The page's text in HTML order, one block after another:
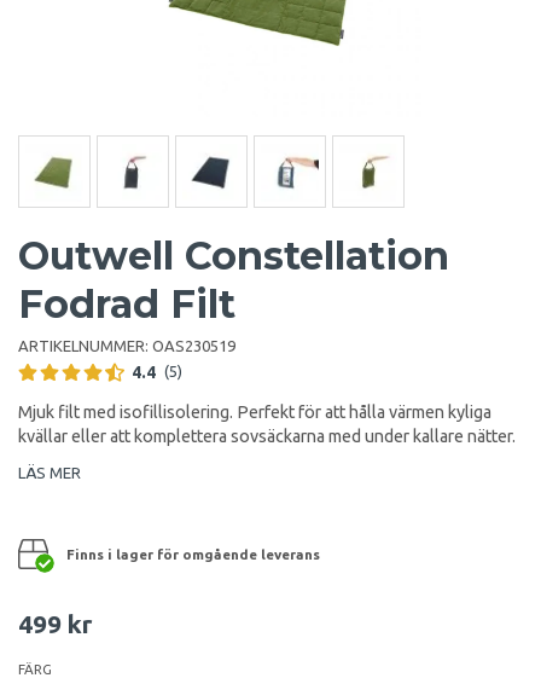
Outwell Constellation
Fodrad Filt
ARTIKELNUMMER: OAS230519
4.4 (5)
Mjuk filt med isofillisolering. Perfekt för att hålla värmen kyliga
kvällar eller att komplettera sovsäckarna med under kallare nätter.
LÄS MER
Finns i lager för omgående leverans
499 kr
FÄRG